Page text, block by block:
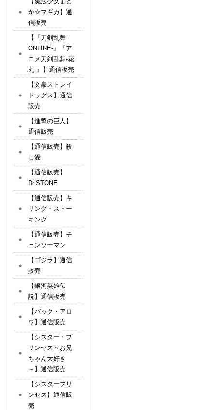
か☆マギカ】通
信販売
【『刀剣乱舞-
ONLINE-』『ア
ニメ刀剣乱舞-花
丸-』】通信販売
【文豪ストレイ
ドッグス】通信
販売
【進撃の巨人】
通信販売
【通信販売】殺
し愛
【通信販売】
Dr.STONE
【通信販売】キ
リング・ストー
キング
【通信販売】チ
ェンソーマン
【ゴジラ】通信
販売
【銀河英雄伝
説】通信販売
【バック・アロ
ウ】通信販売
【シスター・プ
リンセス～お兄
ちゃん大好き
～】通信販売
【シスタープリ
ンセス】通信販
売